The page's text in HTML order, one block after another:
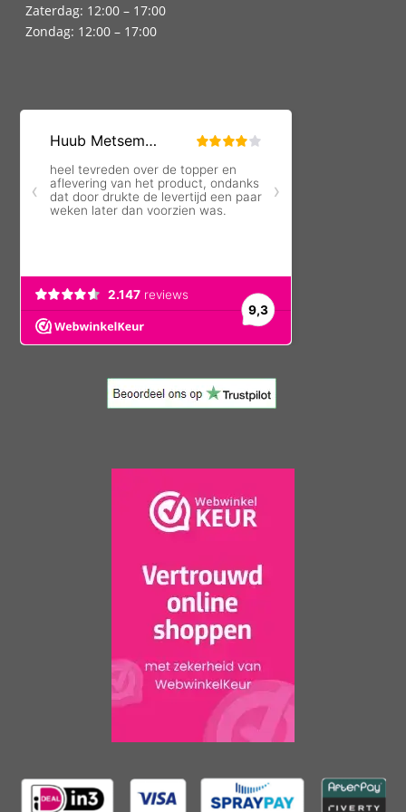
Zaterdag: 12:00 – 17:00
Zondag: 12:00 – 17:00